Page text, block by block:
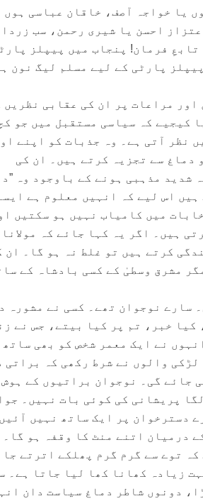
یا خواجہ آصف، خاقان عباسی ہوں
احسن یا شیری رحمن، سب
تابعِ فرمان! پنجاب میں پیپلز
پارٹی کے لیے مسلم لیگ نون
اور مراعات پر ان کی عقابی نظریں
کیجیے کہ سیاسی مستقبل میں جو
نظر آتی ہے۔ وہ جذبات کو اپنے
دماغ سے تجزیہ کرتے ہیں۔ ان کی
شدید مذہبی ہونے کے باوجود وہ
ہیں اس لیے کہ انہیں معلوم ہے
میں کامیاب نہیں ہو سکتیں
ہیں۔ اگر یہ کہا جائے کہ
کرتے ہیں تو غلط نہ ہو گا۔ ان
مشرق وسطیٰ کے کسی بادشاہ کے
سارے نوجوان تھے۔ کسی نے مشورہ
کیا خبر، تم پر کیا بیتے، جس نے
نے ایک معمر شخص کو بھی ساتھ
والوں نے شرط رکھی کہ براتی
جائے گی۔ نوجوان براتیوں کے ہوش
پریشانی کی کوئی بات نہیں۔
دسترخوان پر ایک ساتھ نہیں آئیں
درمیان اتنے منٹ کا وقفہ ہو گا۔
توے سے گرم گرم پھلکے اترتے
زیادہ کھانا کھا لیا جاتا ہے۔
دونوں شاطر دماغ سیاست دان